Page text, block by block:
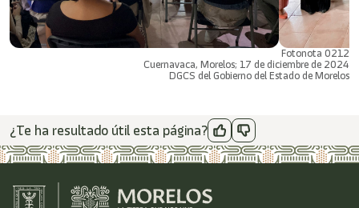
Fotonota 0212
Cuernavaca, Morelos; 17 de diciembre de 2024
DGCS del Gobierno del Estado de Morelos
¿Te ha resultado útil esta página?